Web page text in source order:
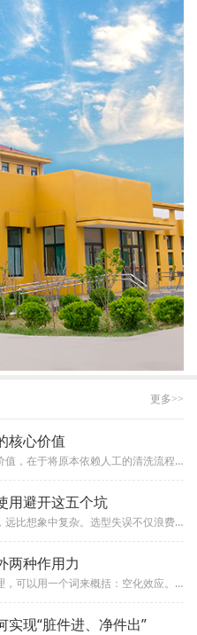
更多>>
核心价值
全自动超声波清洗机的核心价值，在于将原本依赖人工的清洗流程有效自动化。它不只是“加了个机械手”那么简单，而是一整套系统...
用避开这五个坑
选一台合适的超声波清洗机，远比想象中复杂。选型失误不仅浪费投资，更可能影响产品质量和生产效率。Choosing a s...
两种作用力
超声波清洗机的核心工作原理，可以用一个词来概括：空化效应。这不是什么玄乎的概念，而是一种实实在在的物理现象。The c...
现“脏件进、净件出”